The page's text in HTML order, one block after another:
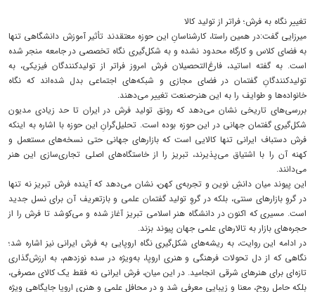
تغییر نگاه به فرش؛ فراتر از تولید کالا
میرزایی گفت:در همین راستا، کارشناسانِ این حوزه معتقدند تأثیر آموزش دانشگاهی تنها
به فضای کلاس و کارگاه محدود نشده و به شکل‌گیری نگاه تخصصی در جامعه منجر شده
است. به گفته اساتید، فارغ‌التحصیلان فرش امروز فراتر از تولیدکنندگان فیزیکی، به
تولیدکنندگانِ گفتمان در فضای مجازی و شبکه‌های اجتماعی بدل شده‌اند که نگاه
خانواده‌ها و طوایف را به این هنر-صنعت تغییر می‌دهند.
بررسی‌های تاریخی نشان می‌دهد که رونق تولید فرش در ایران تا حد زیادی مدیون
شکل‌گیری گفتمان جهانی در این حوزه بوده است. تحلیل‌گرانِ این حوزه با اشاره به اینکه
فرش دستباف ایرانی تنها کالایی است که بازارهای جهانی حتی نسخه‌های مستعمل و
کهنه آن را با اشتیاق می‌پذیرند، تبریز را از خاستگاه‌های اصلی تجاری‌سازی این هنر
می‌دانند.
این پیوند میان دانشِ نوین و تجربه‌ی کهن، نشان می‌دهد که آینده فرش تبریز نه تنها
در گروِ بازارهای سنتی، بلکه در گروِ تولید گفتمان علمی و بازتعریف آن برای نسل جدید
است. مسیری که اکنون در دانشگاه هنر اسلامی تبریز آغاز شده و می‌کوشد تا فرش را از
حجره‌های بازار به تالارهای علمی جهان پیوند بزند.
در ادامه این روایت، به ریشه‌های شکل‌گیری نگاه اروپایی به فرش ایرانی نیز اشاره شد؛
نگاهی که از دل تحولات فرهنگی و هنری اروپا، به‌ویژه در سده نوزدهم، به ارزش‌گذاری
تازه‌ای برای هنرهای شرقی انجامید. در این میان، فرش ایرانی نه فقط یک کالای مصرفی،
بلکه حامل روح، معنا و زیبایی معرفی شد و در محافل علمی و هنری اروپا جایگاهی ویژه